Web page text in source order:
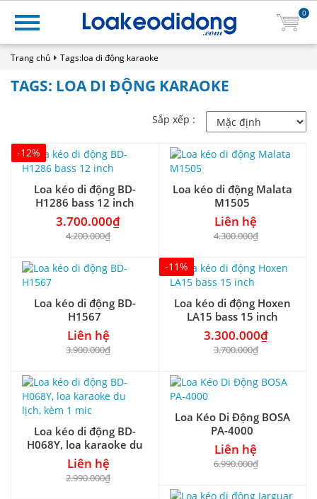
0
Trang chủ Tags:loa di động karaoke
TAGS: LOA DI ĐỘNG KARAOKE
Sắp xếp :
-12%
Loa kéo di động BD-
H1286 bass 12 inch
3.700.000₫
4.200.000₫
Loa kéo di động Malata
M1505
Liên hệ
4.300.000₫
Loa kéo di động BD-
H1567
Liên hệ
3.900.000₫
-11%
Loa kéo di động Hoxen
LA15 bass 15 inch
3.300.000₫
3.700.000₫
Loa kéo di động BD-
H068Y, loa karaoke du
lịch, kèm 1 mic
Liên hệ
2.990.000₫
Loa Kéo Di Động BOSA
PA-4000
Liên hệ
6.990.000₫